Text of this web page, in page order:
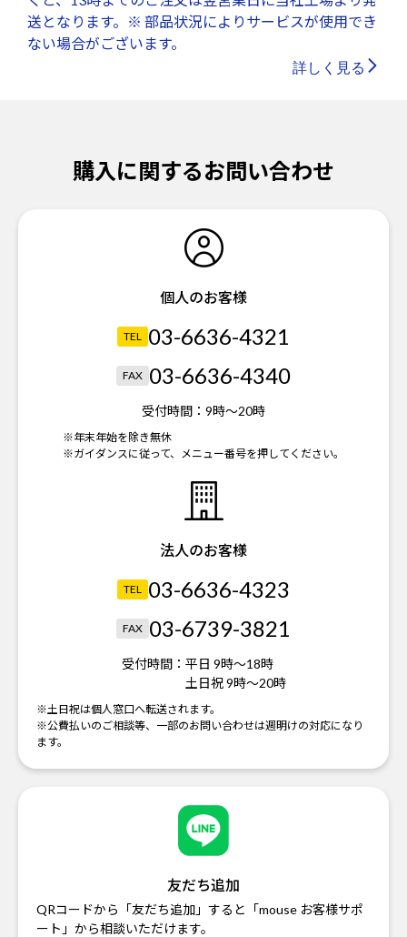
送となります。※ 部品状況によりサービスが使用でき
ない場合がございます。
詳しく見る
購入に関するお問い合わせ
個人のお客様
TEL 03-6636-4321
FAX 03-6636-4340
受付時間： 9時～20時
※年末年始を除き無休
※ガイダンスに従って、メニュー番号を押してください。
法人のお客様
TEL 03-6636-4323
FAX 03-6739-3821
受付時間： 平日 9時～18時
土日祝 9時～20時
※土日祝は個人窓口へ転送されます。
※公費払いのご相談等、一部のお問い合わせは週明けの対応になり
ます。
友だち追加
QRコードから「友だち追加」すると「mouse お客様サポ
ート」から相談いただけます。